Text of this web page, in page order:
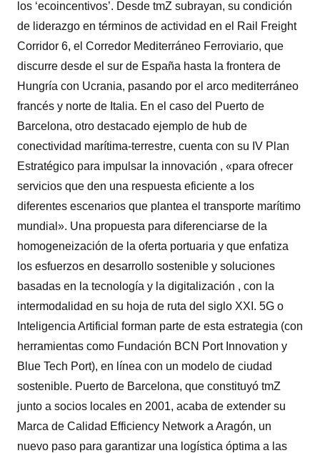
los ‘ecoincentivos’. Desde tmZ subrayan, su condición
de liderazgo en términos de actividad en el Rail Freight
Corridor 6, el Corredor Mediterráneo Ferroviario, que
discurre desde el sur de España hasta la frontera de
Hungría con Ucrania, pasando por el arco mediterráneo
francés y norte de Italia. En el caso del Puerto de
Barcelona, otro destacado ejemplo de hub de
conectividad marítima-terrestre, cuenta con su IV Plan
Estratégico para impulsar la innovación , «para ofrecer
servicios que den una respuesta eficiente a los
diferentes escenarios que plantea el transporte marítimo
mundial». Una propuesta para diferenciarse de la
homogeneización de la oferta portuaria y que enfatiza
los esfuerzos en desarrollo sostenible y soluciones
basadas en la tecnología y la digitalización , con la
intermodalidad en su hoja de ruta del siglo XXI. 5G o
Inteligencia Artificial forman parte de esta estrategia (con
herramientas como Fundación BCN Port Innovation y
Blue Tech Port), en línea con un modelo de ciudad
sostenible. Puerto de Barcelona, que constituyó tmZ
junto a socios locales en 2001, acaba de extender su
Marca de Calidad Efficiency Network a Aragón, un
nuevo paso para garantizar una logística óptima a las